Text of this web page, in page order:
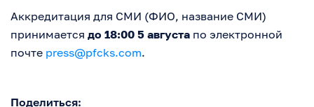
Аккредитация для СМИ (ФИО, название СМИ)
принимается до 18:00 5 августа по электронной
почте press@pfcks.com.
Поделиться: